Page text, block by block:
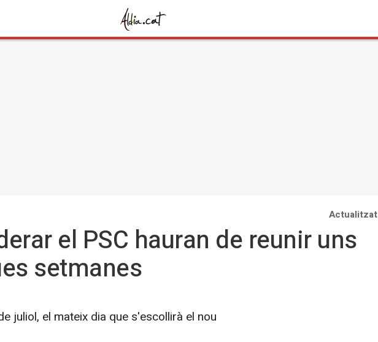
Actualitzat
el PSC hauran de reunir uns
setmanes
juliol, el mateix dia que s'escollirà el nou